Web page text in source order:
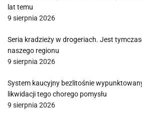
lat temu
9 sierpnia 2026
Seria kradzieży w drogeriach. Jest
naszego regionu
9 sierpnia 2026
System kaucyjny bezlitośnie
likwidacji tego chorego pomysłu
9 sierpnia 2026